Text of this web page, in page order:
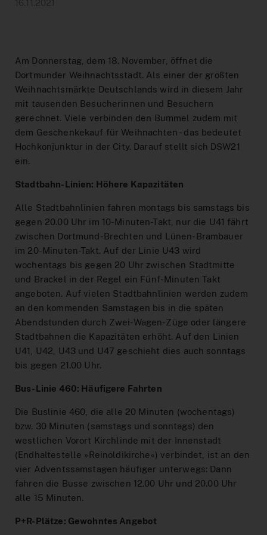
NachtExpress
Bargeldloses Bezahlen
Vertriebswege
Dortmund entdecken
Fundsachen
Service im Fahrzeug
Barrierefreiheit
Fahrplan bestellen
AnrufSammelTaxi
Führerscheinaktion
Digitales Fahrplanbuch
MeinAbo
Interaktiver Liniennetzplan
Netzplan zum Einbinden
FAQ
Werbung auf Bussen und Bahnen
Foto- und Drehgenehmigungen
Different languages
Dortmund Mobil
Vorteilswelt
Downloads
Leichte Sprache
Interaktiver Liniennetzplan
Zum Ticketshop
News/Presse
Verkehrsmeldungen
Am Donnerstag, dem 18. November, öffnet die
Dortmunder Weihnachtsstadt. Als einer der größten
Weihnachtsmärkte Deutschlands wird in diesem Jahr
mit tausenden Besucherinnen und Besuchern
gerechnet. Viele verbinden den Bummel zudem mit
dem Geschenkekauf für Weihnachten - das bedeutet
Hochkonjunktur in der City. Darauf stellt sich DSW21
ein.
Stadtbahn-Linien: Höhere Kapazitäten
Alle Stadtbahnlinien fahren montags bis samstags bis
gegen 20.00 Uhr im 10-Minuten-Takt, nur die U41 fährt
zwischen Dortmund-Brechten und Lünen-Brambauer
im 20-Minuten-Takt. Auf der Linie U43 wird
wochentags bis gegen 20 Uhr zwischen Stadtmitte
und Brackel in der Regel ein Fünf-Minuten Takt
angeboten. Auf vielen Stadtbahnlinien werden zudem
an den kommenden Samstagen bis in die späten
Abendstunden durch Zwei-Wagen-Züge oder längere
Stadtbahnen die Kapazitäten erhöht. Auf den Linien
U41, U42, U43 und U47 geschieht dies auch sonntags
bis gegen 21.00 Uhr.
Bus-Linie 460: Häufigere Fahrten
Die Buslinie 460, die alle 20 Minuten (wochentags)
bzw. 30 Minuten (samstags und sonntags) den
westlichen Vorort Kirchlinde mit der Innenstadt
(Endhaltestelle »Reinoldikirche«) verbindet, ist an den
vier Adventssamstagen häufiger unterwegs: Dann
fahren die Busse zwischen 12.00 Uhr und 20.00 Uhr
alle 15 Minuten.
P+R-Plätze: Gewohntes Angebot